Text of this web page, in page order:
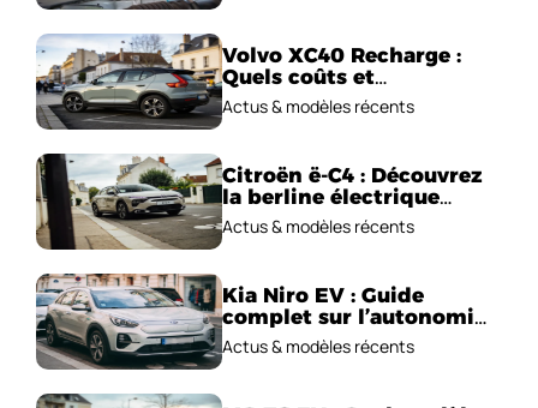
Volvo XC40 Recharge :
Quels coûts et
performances
électriques ?
Actus & modèles récents
Citroën ë-C4 : Découvrez
la berline électrique
emblématique!
Actus & modèles récents
Kia Niro EV : Guide
complet sur l’autonomie
et le prix !
Actus & modèles récents